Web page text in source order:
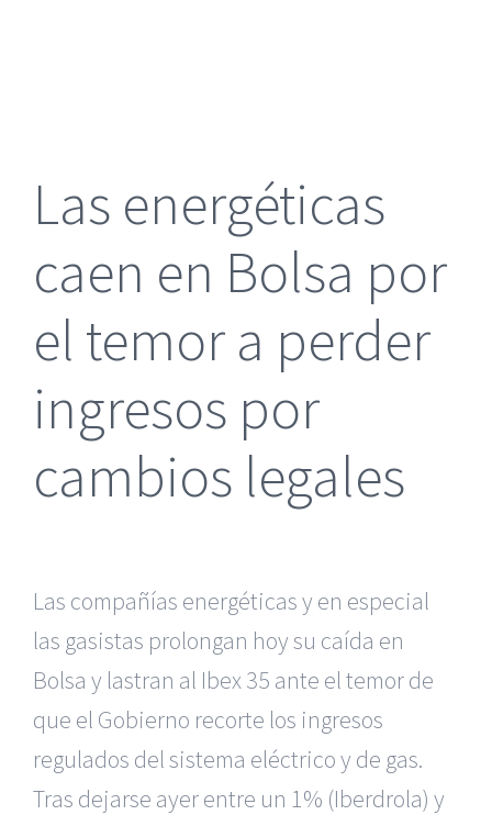
Las energéticas
caen en Bolsa por
el temor a perder
ingresos por
cambios legales
Las compañías energéticas y en especial
las gasistas prolongan hoy su caída en
Bolsa y lastran al Ibex 35 ante el temor de
que el Gobierno recorte los ingresos
regulados del sistema eléctrico y de gas.
Tras dejarse ayer entre un 1% (Iberdrola) y